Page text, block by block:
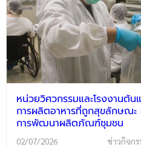
หน่วยวิศวกรรมและโรงงานต้
การผลิตอาหารที่ถูกสุขลักษณะ
การพัฒนาผลิตภัณฑ์ชุมชน
02/07/2026 ข่าวกิจก